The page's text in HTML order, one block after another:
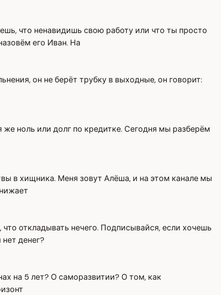
что ненавидишь свою работу или что ты просто
его Иван. На
он не берёт трубку в выходные, он говорит:
ноль или долг по кредитке. Сегодня мы разберём
в хищника. Меня зовут Алёша, и на этом канале мы
откладывать нечего. Подписывайся, если хочешь
денег?
на 5 лет? О саморазвитии? О том, как